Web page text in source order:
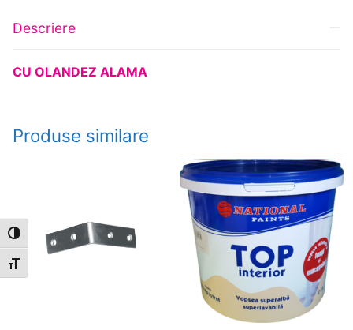
Toggle High Contrast
Toggle Font size
Descriere
CU OLANDEZ ALAMA
Produse similare